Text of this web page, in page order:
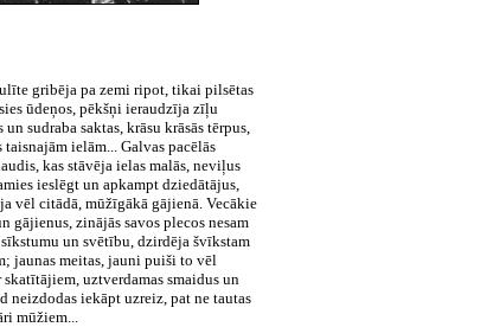
gribēja pa zemi ripot, tikai pilsētas
ūdeņos, pēkšņi ieraudzīja zīļu
sudraba saktas, krāsu krāsās tērpus,
ielām... Galvas pacēlās
kas stāvēja ielas malās, neviļus
ieslēgt un apkampt dziedātājus,
vēl citādā, mūžīgākā gājienā. Vecākie
gājienus, zinājās savos plecos nesam
un svētību, dzirdēja švīkstam
jaunas meitas, jauni puiši to vēl
uztverdamas smaidus un
iekāpt uzreiz, pat ne tautas
mūžiem...